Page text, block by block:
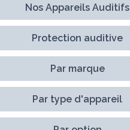
Nos Appareils Auditifs
Protection auditive
Par marque
Par type d'appareil